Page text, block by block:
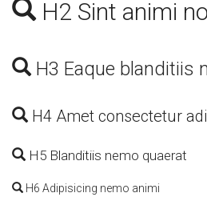
H2 Sint animi
H3 Eaque blanditiis
H4 Amet consectetur
H5 Blanditiis nemo quaerat
H6 Adipisicing nemo animi